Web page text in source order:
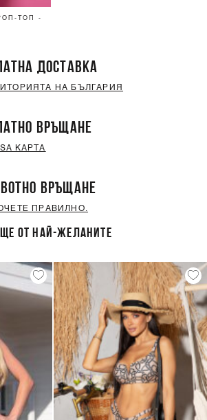
ТОП -
ДОСТАВКА
НА БЪЛГАРИЯ
ВРЪЩАНЕ
КАРТА
ВРЪЩАНЕ
ПРАВИЛНО.
ОТ НАЙ-ЖЕЛАНИТЕ